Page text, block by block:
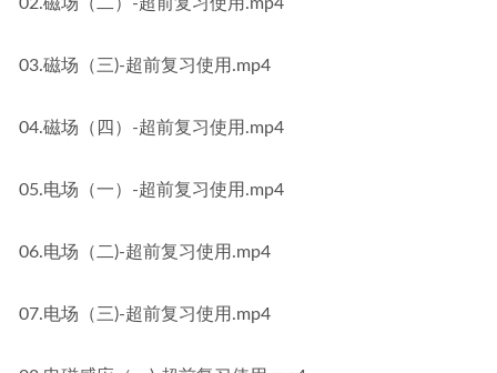
03.磁场（三)-超前复习使用.mp4
04.磁场（四）-超前复习使用.mp4
05.电场（一）-超前复习使用.mp4
06.电场（二)-超前复习使用.mp4
07.电场（三)-超前复习使用.mp4